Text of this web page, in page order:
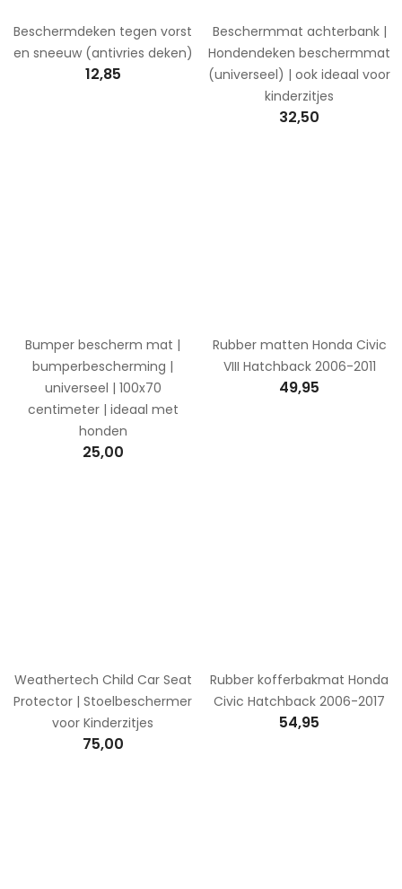
Beschermdeken tegen vorst
en sneeuw (antivries deken)
12,85
Beschermmat achterbank |
Hondendeken beschermmat
(universeel) | ook ideaal voor
kinderzitjes
32,50
Bumper bescherm mat |
bumperbescherming |
universeel | 100x70
centimeter | ideaal met
honden
25,00
Rubber matten Honda Civic
VIII Hatchback 2006-2011
49,95
Weathertech Child Car Seat
Protector | Stoelbeschermer
voor Kinderzitjes
75,00
Rubber kofferbakmat Honda
Civic Hatchback 2006-2017
54,95